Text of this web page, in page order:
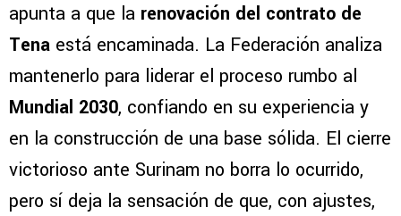
apunta a que la renovación del contrato de
Tena está encaminada. La Federación analiza
mantenerlo para liderar el proceso rumbo al
Mundial 2030, confiando en su experiencia y
en la construcción de una base sólida. El cierre
victorioso ante Surinam no borra lo ocurrido,
pero sí deja la sensación de que, con ajustes,